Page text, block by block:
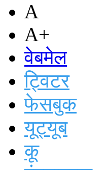
A
A+
वेबमेल
ट्विटर
फेसबुक
यूट्यूब
कू